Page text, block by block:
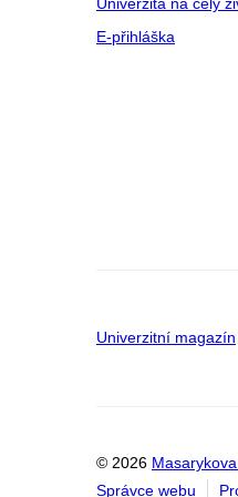
E-přihláška
Univerzitní magazín
© 2026
Správce webu